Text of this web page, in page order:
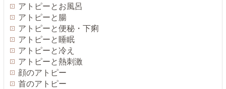
アトピーとお風呂
アトピーと腸
アトピーと便秘・下痢
アトピーと睡眠
アトピーと冷え
アトピーと熱刺激
顔のアトピー
首のアトピー